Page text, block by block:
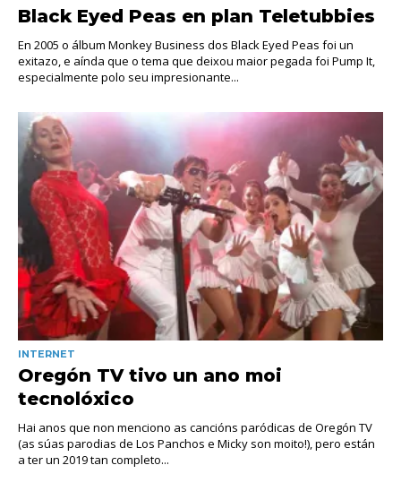
Black Eyed Peas en plan Teletubbies
En 2005 o álbum Monkey Business dos Black Eyed Peas foi un
exitazo, e aínda que o tema que deixou maior pegada foi Pump It,
especialmente polo seu impresionante...
INTERNET
Oregón TV tivo un ano moi
tecnolóxico
Hai anos que non menciono as cancións paródicas de Oregón TV
(as súas parodias de Los Panchos e Micky son moito!), pero están
a ter un 2019 tan completo...